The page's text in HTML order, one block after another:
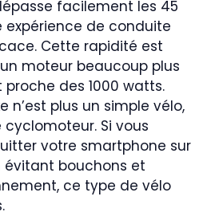
facilement les 45
de conduite
Cette rapidité est
moteur beaucoup plus
des 1000 watts.
n’est plus un simple vélo,
Si vous
votre smartphone sur
bouchons et
ce type de vélo